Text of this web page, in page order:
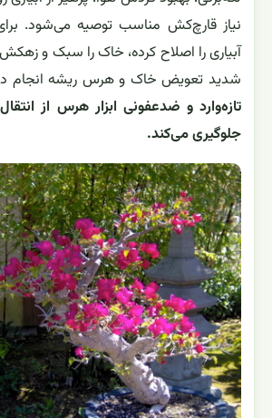
نیاز قارچ‌کش مناسب توصیه می‌شود.
آبیاری را اصلاح کرده، خاک را سبک و
شدید تعویض خاک و هرس ریشه انجام
تازه‌وارد و ضدعفونی ابزار هرس از
جلوگیری می‌کند.